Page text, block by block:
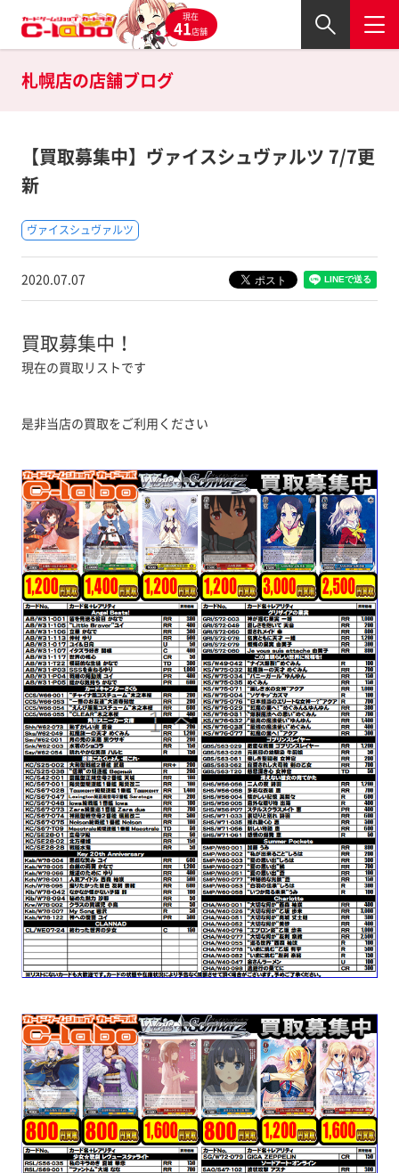
現在
41店舗
札幌店の店舗ブログ
【買取募集中】ヴァイスシュヴァルツ 7/7更
新
ヴァイスシュヴァルツ
2020.07.07
買取募集中！
現在の買取リストです
是非当店の買取をご利用ください